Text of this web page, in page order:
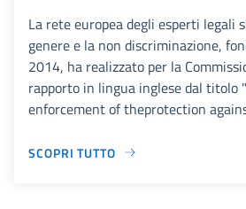
La rete europea degli esperti legali
genere e la non discriminazione,
2014, ha realizzato per la
rapporto in lingua inglese dal titolo
enforcement of theprotection
SCOPRI TUTTO